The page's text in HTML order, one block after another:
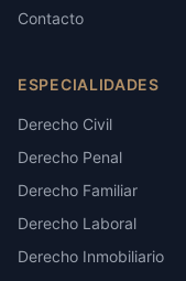
Contacto
ESPECIALIDADES
Derecho Civil
Derecho Penal
Derecho Familiar
Derecho Laboral
Derecho Inmobiliario